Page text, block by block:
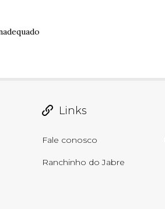
Links
Fale conosco
Ranchinho do Jabre